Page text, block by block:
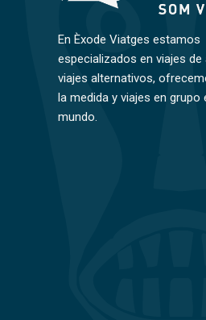
En Èxode Viatges estamos
especializados en viajes de
viajes alternativos,
la medida y viajes en grupo
mundo.